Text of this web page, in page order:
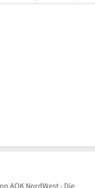
AOK NordWest - Die